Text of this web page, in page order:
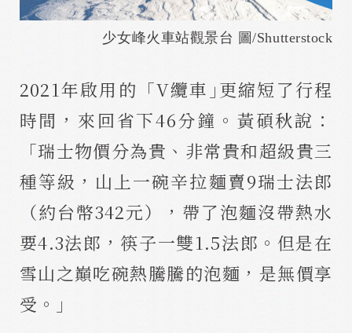
少女峰火車站觀景台 圖/Shutterstock
2021年啟用的「V纜車｣更縮短了行程
時間，來回省下46分鐘。黃碩秋說：
「瑞士物價分為貴、非常貴和超級貴三
種等級，山上一碗辛拉麵賣9瑞士法郎
（約台幣342元），帶了泡麵沒帶熱水
要4.3法郎，筷子一雙1.5法郎。但是在
雪山之巔吃碗熱騰騰的泡麵，是無價享
受。」